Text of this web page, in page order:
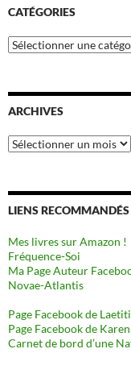
CATÉGORIES
Catégories
ARCHIVES
Archives
LIENS RECOMMANDÉS
Mes livres sur Amazon !
Fréquence-Soi
Ma Page Auteur
Novae-Atlantis
Page Facebook de
Page Facebook de
Carnet de bord d’une